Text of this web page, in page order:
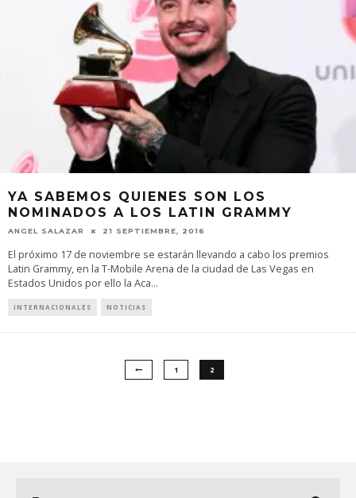
YA SABEMOS QUIENES SON LOS
NOMINADOS A LOS LATIN GRAMMY
ANGEL SALAZAR 21 SEPTIEMBRE, 2016
El próximo 17 de noviembre se estarán llevando a cabo los premios
Latin Grammy, en la T-Mobile Arena de la ciudad de Las Vegas en
Estados Unidos por ello la Aca...
INTERNACIONALES NOTICIAS
1 2